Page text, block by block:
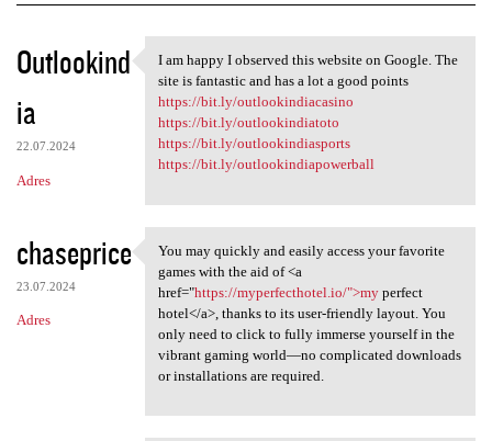
K
o
m
e
n
r
z
e
Outlookind
ia
22.07.2024
Adres
I am happy I observed this
I am happy I observed this website on Google. The
site is fantastic and has a lot a good points
https://bit.ly/outlookindiacasino
https://bit.ly/outlookindiatoto
https://bit.ly/outlookindiasports
https://bit.ly/outlookindiapowerball
chaseprice
23.07.2024
Adres
You may quickly and easily
You may quickly and easily access your favorite
games with the aid of <a
href="https://myperfecthotel.io/">myperfect
hotel</a>, thanks to its user-friendly layout. You
only need to click to fully immerse yourself in the
vibrant gaming world—no complicated downloads
or installations are required.